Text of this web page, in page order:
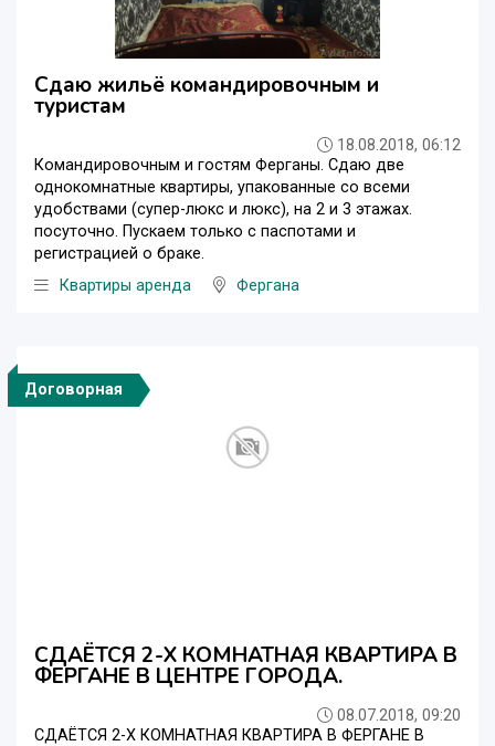
Сдаю жильё командировочным и
туристам
18.08.2018, 06:12
Командировочным и гостям Ферганы. Сдаю две
однокомнатные квартиры, упакованные со всеми
удобствами (супер-люкс и люкс), на 2 и 3 этажах.
посуточно. Пускаем только c паспотами и
регистрацией о браке.
Квартиры аренда
Фергана
Договорная
СДАЁТСЯ 2-Х КОМНАТНАЯ КВАРТИРА В
ФЕРГАНЕ В ЦЕНТРЕ ГОРОДА.
08.07.2018, 09:20
СДАЁТСЯ 2-Х КОМНАТНАЯ КВАРТИРА В ФЕРГАНЕ В